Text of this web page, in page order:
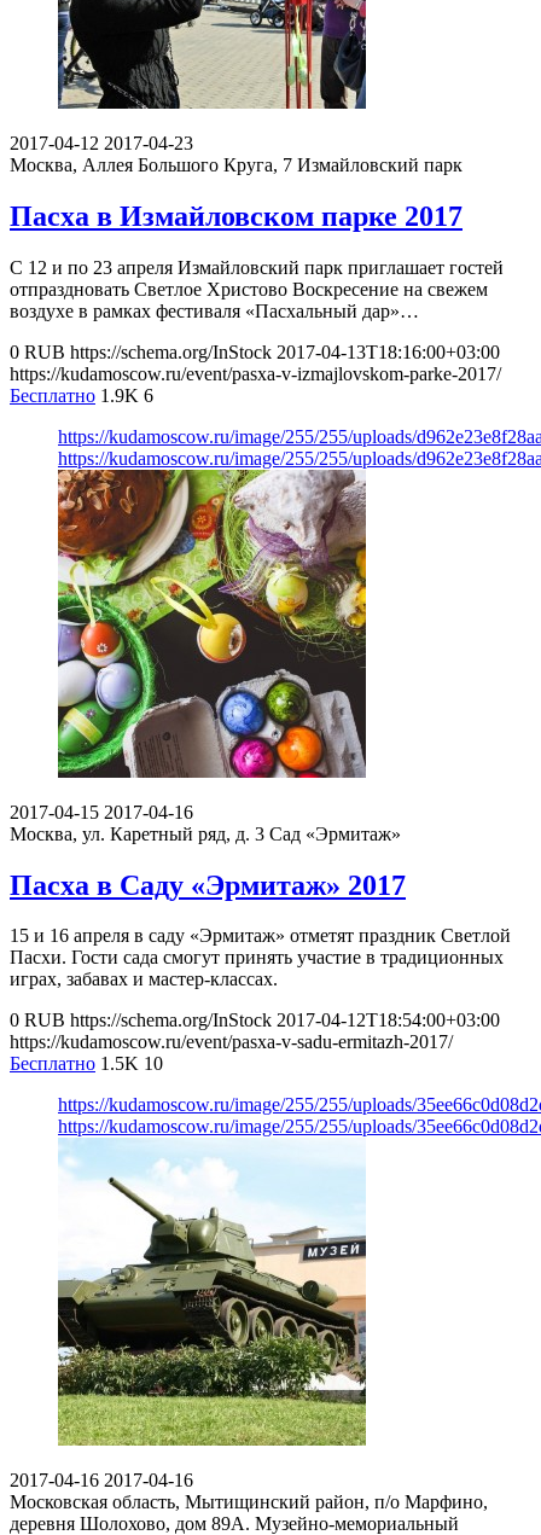
2017-04-12 2017-04-23
Москва, Аллея Большого Круга, 7 Измайловский парк
Пасха в Измайловском парке 2017
С 12 и по 23 апреля Измайловский парк приглашает гостей
отпраздновать Светлое Христово Воскресение на свежем
воздухе в рамках фестиваля «Пасхальный дар»…
0 RUB https://schema.org/InStock 2017-04-13T18:16:00+03:00
https://kudamoscow.ru/event/pasxa-v-izmajlovskom-parke-2017/
Бесплатно 1.9K 6
https://kudamoscow.ru/image/255/255/uploads/
https://kudamoscow.ru/image/255/255/uploads/
2017-04-15 2017-04-16
Москва, ул. Каретный ряд, д. 3 Сад «Эрмитаж»
Пасха в Саду «Эрмитаж» 2017
15 и 16 апреля в саду «Эрмитаж» отметят праздник Светлой
Пасхи. Гости сада смогут принять участие в традиционных
играх, забавах и мастер-классах.
0 RUB https://schema.org/InStock 2017-04-12T18:54:00+03:00
https://kudamoscow.ru/event/pasxa-v-sadu-ermitazh-2017/
Бесплатно 1.5K 10
https://kudamoscow.ru/image/255/255/uploads/
https://kudamoscow.ru/image/255/255/uploads/
2017-04-16 2017-04-16
Московская область, Мытищинский район, п/о Марфино,
деревня Шолохово, дом 89А. Музейно-мемориальный